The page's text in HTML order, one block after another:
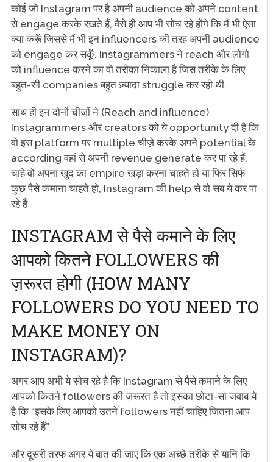
कोई जो Instagram पर है अपनी audience को अपने content
से engage करके रखते हैं, वैसे ही आप भी सोच रहे होंगे कि मैं भी ऐसा
क्या करूँ जिससे मैं भी इन influencers की तरह अपनी audience
को engage कर सकूँ. Instagrammers ने reach और लोगो
को influence करने का वो तरीका निकाला है जिस तरीके के लिए
बहुत-सी companies बहुत ज़्यादा struggle कर रही थी.
साथ ही इन दोनों चीजों ने (Reach and influence)
Instagrammers और creators को ये opportunity दी है कि
वो इस platform पर multiple चीज़े करके अपने potential के
according वहां से अपनी revenue generate कर पा रहे हैं,
चाहे वो अपना खुद का empire खड़ा करना चाहते हो या फिर सिर्फ
कुछ पैसे कमाना चाहते हो, Instagram की help से वो सब ये कर पा
रहे हैं.
INSTAGRAM से पैसे कमाने के लिए
आपको कितने FOLLOWERS की
ज़रूरत होगी (HOW MANY
FOLLOWERS DO YOU NEED TO
MAKE MONEY ON
INSTAGRAM)?
अगर आप अभी ये सोच रहे है कि Instagram से पैसे कमाने के लिए
आपको कितने followers की ज़रूरत है तो इसका छोटा-सा जवाब ये
है कि “इसके लिए आपको उतने followers नहीं चाहिए जितना आप
सोच रहे हैं”.
और दूसरी तरफ अगर ये बात की जाए कि एक अच्छे तरीके से यानि कि